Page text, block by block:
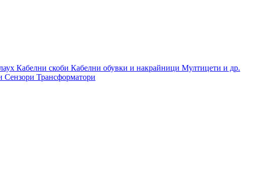
Кабелни скоби Кабелни обувки и накрайници Мултицети и др.
Сензори Трансформатори